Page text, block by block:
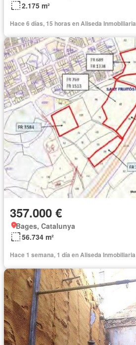
2.175 m²
Hace 6 días, 15 horas en Aliseda Inmobiliaria
357.000 €
Bages, Catalunya
56.734 m²
Hace 1 semana, 1 día en Aliseda Inmobiliaria